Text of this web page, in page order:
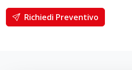
Richiedi Preventivo